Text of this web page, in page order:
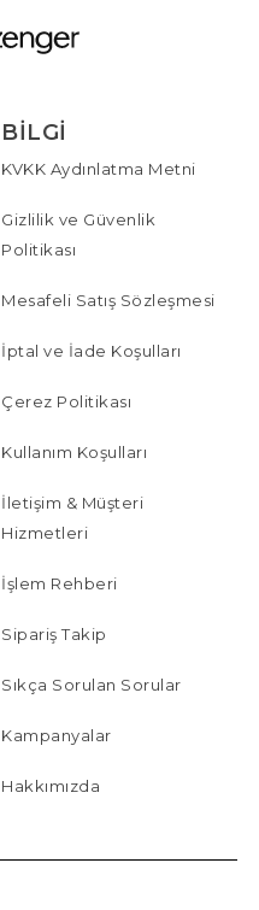
BILGI
KVKK Aydınlatma Metni
Gizlilik ve Güvenlik
Politikası
Mesafeli Satış Sözleşmesi
İptal ve İade Koşulları
Çerez Politikası
Kullanım Koşulları
İletişim & Müşteri
Hizmetleri
İşlem Rehberi
Sipariş Takip
Sıkça Sorulan Sorular
Kampanyalar
Hakkımızda